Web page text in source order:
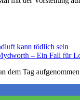
kann tödlich sein
– Ein Fall für
dem Tag